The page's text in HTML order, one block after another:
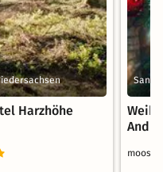
Harzhöhe
Sankt
moos